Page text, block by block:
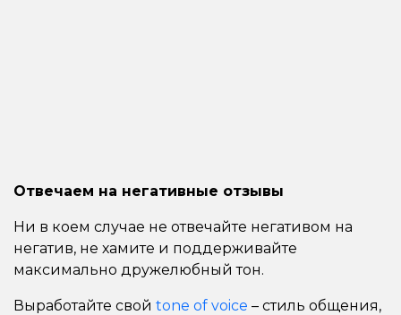
Отвечаем на негативные отзывы
Ни в коем случае не отвечайте негативом на
негатив, не хамите и поддерживайте
максимально дружелюбный тон.
Выработайте свой tone of voice – стиль общения,